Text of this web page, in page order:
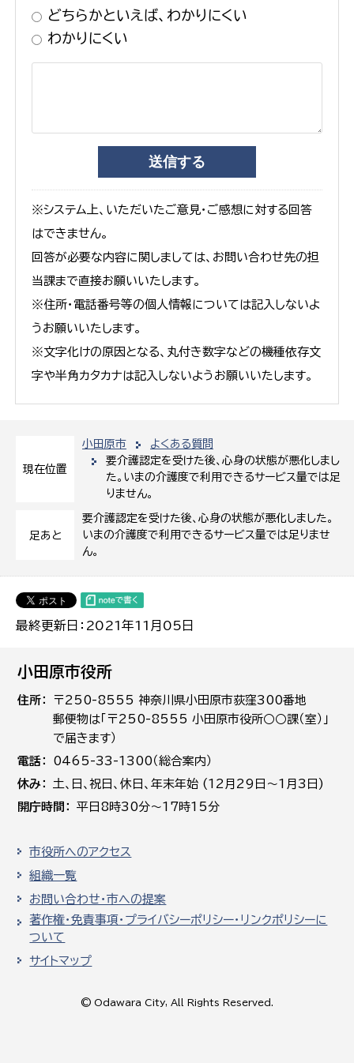
現在位置
小田原市
よくある質問
要介護認定を受けた後、心身の状態が悪化しまし
た。いまの介護度で利用できるサービス量では足
りません。
足あと
要介護認定を受けた後、心身の状態が悪化しました。
いまの介護度で利用できるサービス量では足りませ
ん。
最終更新日：2021年11月05日
どちらかといえば、わかりにくい
わかりにくい
※システム上、いただいたご意見・ご感想に対する回答
はできません。
回答が必要な内容に関しましては、お問い合わせ先の担
当課まで直接お願いいたします。
※住所・電話番号等の個人情報については記入しないよ
うお願いいたします。
※文字化けの原因となる、丸付き数字などの機種依存文
字や半角カタカナは記入しないようお願いいたします。
小田原市役所
住所
〒250-8555 神奈川県小田原市荻窪300番地
郵便物は「〒250-8555 小田原市役所○○課（室）」
で届きます）
電話
0465-33-1300（総合案内）
休み
土､日､祝日、休日、年末年始 (12月29日～1月3日)
開庁時間
平日8時30分～17時15分
市役所へのアクセス
組織一覧
お問い合わせ・市への提案
著作権・免責事項・プライバシーポリシー・リンクポリシーに
ついて
サイトマップ
© Odawara City, All Rights Reserved.